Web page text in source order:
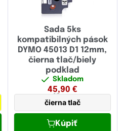
Sada 5ks
kompatibilných pások
DYMO 45013 D1 12mm,
čierna tlač/biely
podklad
Skladom
45,90 €
12 mm
čierna tlač
Kúpiť